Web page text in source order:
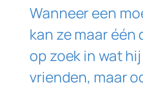
Wanneer een
kan ze maar
op zoek in wat
vrienden, maar